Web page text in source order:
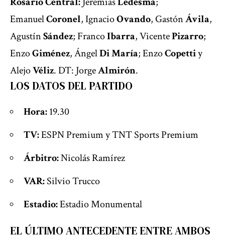
EmanuelCoronel, IgnacioOvando, GastónÁvila,
AgustínSández; FrancoIbarra, VicentePizarro;
EnzoGiménez, ÁngelDi María; EnzoCopettiy
AlejoVéliz. DT: JorgeAlmirón.
LOS DATOS DEL PARTIDO
Hora:19.30
TV:ESPN Premium y TNT Sports Premium
Árbitro:Nicolás Ramírez
VAR:Silvio Trucco
Estadio:Estadio Monumental
EL ÚLTIMO ANTECEDENTE ENTRE AMBOS